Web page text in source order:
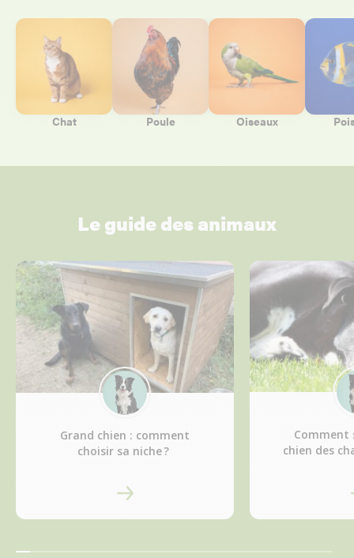
Chat Poule Oiseaux
Le guide des animaux
Grand chien : comment
choisir sa niche ?
Comment
chien des